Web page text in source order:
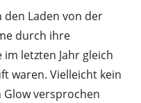
Laden von der
durch ihre
letzten Jahr gleich
waren. Vielleicht kein
versprochen